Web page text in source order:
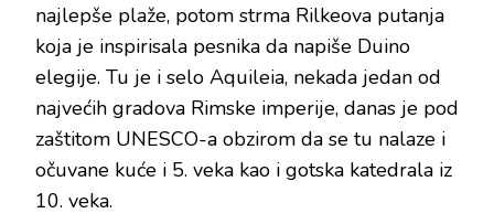
najlepše plaže, potom strma Rilkeova putanja
koja je inspirisala pesnika da napiše Duino
elegije. Tu je i selo Aquileia, nekada jedan od
najvećih gradova Rimske imperije, danas je pod
zaštitom UNESCO-a obzirom da se tu nalaze i
očuvane kuće i 5. veka kao i gotska katedrala iz
10. veka.